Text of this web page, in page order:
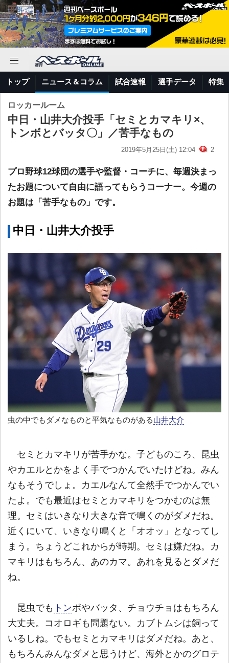
トップ ニュース＆コラム 試合速報 選手データ 特集
ロッカールーム
中日・山井大介投手「セミとカマキリ×、
トンボとバッタ〇」／苦手なもの
2019年5月25日(土) 12:04 2
プロ野球12球団の選手や監督・コーチに、毎週決まっ
たお題について自由に語ってもらうコーナー。今週の
お題は「苦手なもの」です。
中日・山井大介投手
虫の中でもダメなものと平気なものがある山井大介
セミとカマキリが苦手かな。子どものころ、昆虫
やカエルとかをよく手でつかんでいたけどね。みん
なもそうでしょ。カエルなんて全然手でつかんでい
たよ。でも最近はセミとカマキリをつかむのは無
理。セミはいきなり大きな音で鳴くのがダメだね。
近くにいて、いきなり鳴くと「オオッ」となってし
まう。ちょうどこれからが時期。セミは嫌だね。カ
マキリはもちろん、あのカマ。あれを見るとダメだ
ね。
昆虫でも トンボやバッタ、チョウチョはもちろん
大丈夫。コオロギも問題ない。カブトムシは飼って
いるしね。でもセミとカマキリはダメだね。あと、
もちろんみんなダメと思うけど、海外とかのグロテ